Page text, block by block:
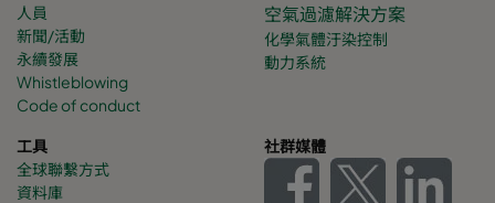
人員
新聞/活動
永續發展
Whistleblowing
Code of conduct
空氣過濾解決方案
化學氣體汙染控制
動力系統
工具
全球聯繫方式
資料庫
社群媒體